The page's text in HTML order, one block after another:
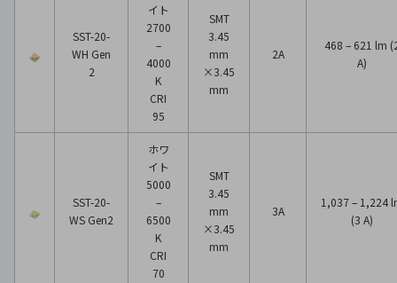
SST-20-
WH Gen
2
イト
2700
–
4000
K
CRI
95
SMT
3.45
mm
×3.45
mm
2A
468 – 621 lm
A)
SST-20-
WS Gen2
ホワ
イト
5000
–
6500
K
CRI
70
SMT
3.45
mm
×3.45
mm
3A
1,037 – 1,224
(3 A)